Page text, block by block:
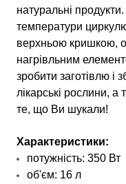
натуральні
температури
верхньою кришкою,
нагрівльним
зробити заготівлю і
лікарські рослини,
те, що Ви шукали!
Характеристики:
потужність: 350 Вт
об'єм: 16 л